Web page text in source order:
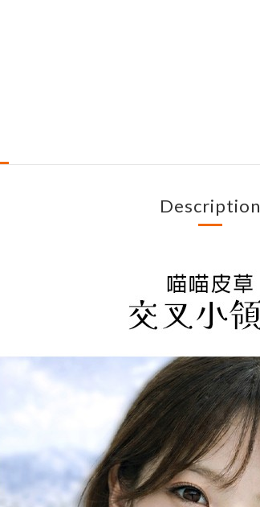
Description